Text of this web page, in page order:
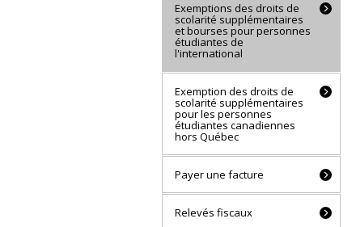
Exemptions des droits de
scolarité supplémentaires
et bourses pour personnes
étudiantes de
l'international
Exemption des droits de
scolarité supplémentaires
pour les personnes
étudiantes canadiennes
hors Québec
Payer une facture
Relevés fiscaux